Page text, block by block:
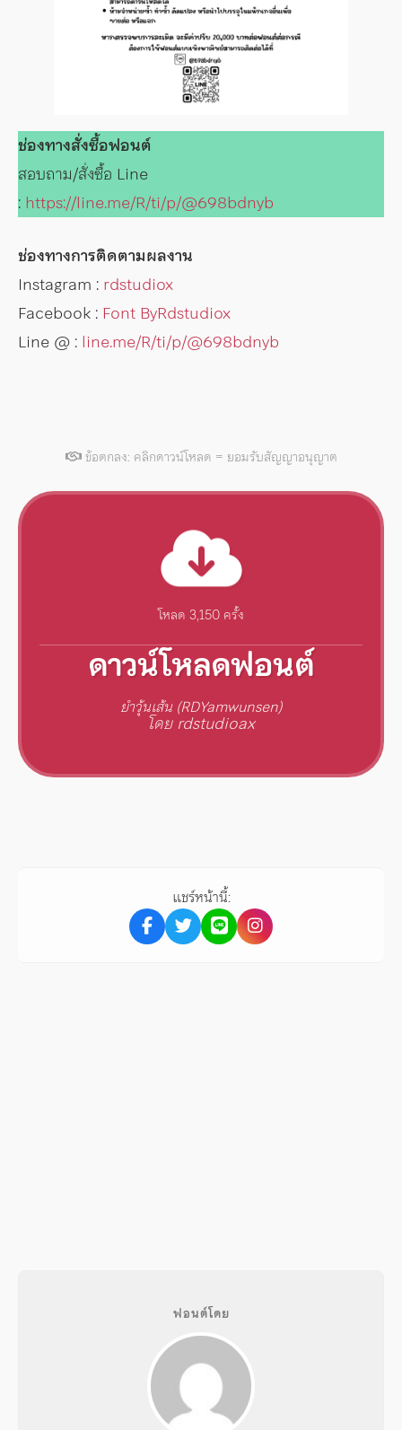
ช่องทางสั่งซื้อฟอนต์
สอบถาม/สั่งซื้อ Line
: https://line.me/R/ti/p/@698bdnyb
ช่องทางการติดตามผลงาน
Instagram : rdstudiox
Facebook : Font ByRdstudiox
Line @ : line.me/R/ti/p/@698bdnyb
ข้อตกลง: คลิกดาวน์โหลด = ยอมรับสัญญาอนุญาต
โหลด 3,150 ครั้ง
ดาวน์โหลดฟอนต์
ยำวุ้นเส้น (RDYamwunsen)
โดย rdstudioax
แชร์หน้านี้:
ฟอนต์โดย